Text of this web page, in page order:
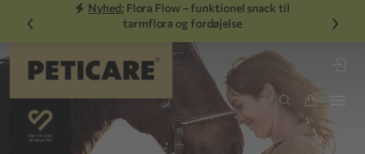
‹
Nyhed:Flora Flow – funktionel snack til
tarmflora og fordøjelse
›